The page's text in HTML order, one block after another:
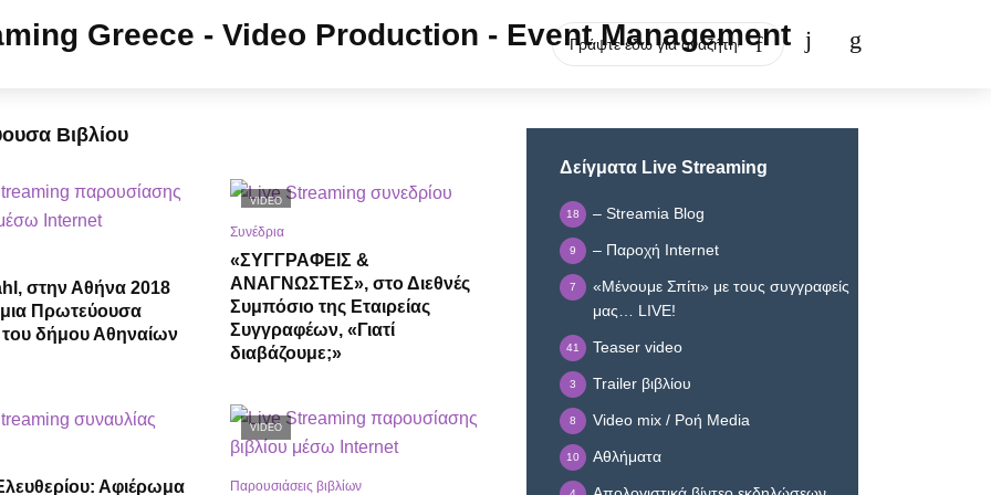
Βιβλίου
στην Αθήνα 2018
Πρωτεύουσα
του δήμου Αθηναίων
VIDEO
Συνέδρια
«ΣΥΓΓΡΑΦΕΙΣ &
ΑΝΑΓΝΩΣΤΕΣ», στο Διεθνές
Συμπόσιο της Εταιρείας
Συγγραφέων, «Γιατί
διαβάζουμε;»
Αφιέρωμα
VIDEO
Παρουσιάσεις βιβλίων
Δείγματα Live Streaming
– Streamia Blog
18
– Παροχή Internet
9
«Μένουμε Σπίτι» με τους συγγραφείς
μας… LIVE!
7
Teaser video
41
Trailer βιβλίου
3
Video mix / Ροή Media
8
Αθλήματα
10